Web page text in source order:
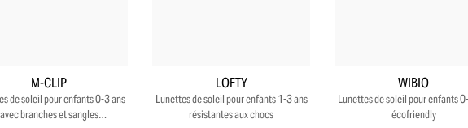
M-CLIP
de soleil pour enfants 0-3 ans
avec branches et sangles
LOFTY
Lunettes de soleil pour enfants 1-3 ans
résistantes aux chocs
WIBIO
Lunettes de soleil pour enfants
écofriendly